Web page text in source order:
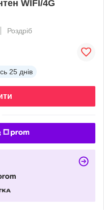
WIFI/4G
Роздріб
25 днів